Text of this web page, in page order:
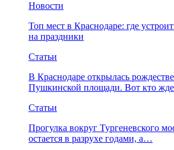
Новости
Топ мест в Краснодаре: где
на праздники
Статьи
В Краснодаре открылась
Пушкинской площади. Вот кто
Статьи
Прогулка вокруг Тургеневского
остается в разрухе годами, а…